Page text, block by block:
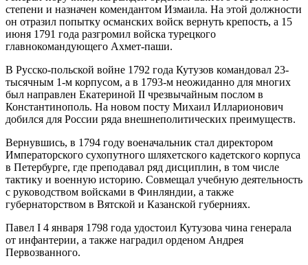
степени и назначен комендантом Измаила. На этой должности
он отразил попытку османских войск вернуть крепость, а 15
июня 1791 года разгромил войска турецкого
главнокомандующего Ахмет-паши.
В Русско-польской войне 1792 года Кутузов командовал 23-
тысячным 1-м корпусом, а в 1793-м неожиданно для многих
был направлен Екатериной II чрезвычайным послом в
Константинополь. На новом посту Михаил Илларионович
добился для России ряда внешнеполитических преимуществ.
Вернувшись, в 1794 году военачальник стал директором
Императорского сухопутного шляхетского кадетского корпуса
в Петербурге, где преподавал ряд дисциплин, в том числе
тактику и военную историю. Совмещал учебную деятельность
с руководством войсками в Финляндии, а также
губернаторством в Вятской и Казанской губерниях.
Павел I 4 января 1798 года удостоил Кутузова чина генерала
от инфантерии, а также наградил орденом Андрея
Первозванного.